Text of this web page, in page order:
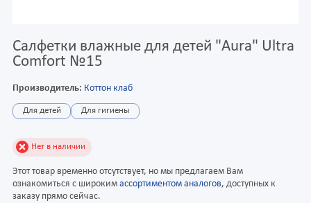
Салфетки влажные для детей "Aura" Ultra
Comfort №15
Производитель: Коттон клаб
Для детей Для гигиены
Нет в наличии
Этот товар временно отсутствует, но мы предлагаем Вам
ознакомиться с широким ассортиментом аналогов, доступных к
заказу прямо сейчас.